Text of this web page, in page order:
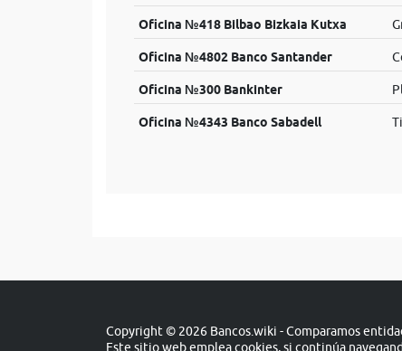
Oficina №418 Bilbao Bizkaia Kutxa
Oficina №4802 Banco Santander
Oficina №300 Bankinter
Oficina №4343 Banco Sabadell
Copyright © 2026 Bancos.wiki - Comparamos
Este sitio web emplea cookies, si continúa